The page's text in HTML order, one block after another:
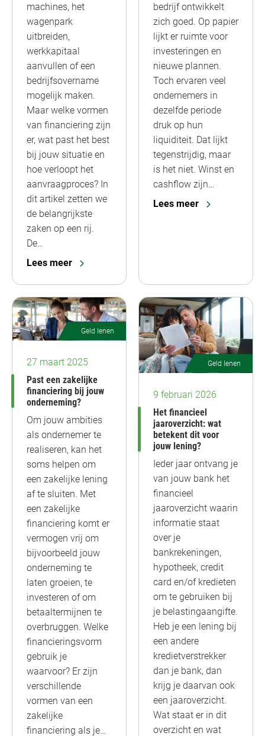
machines, het
wagenpark
uitbreiden,
werkkapitaal
aanvullen of een
bedrijfsovername
mogelijk maken.
Maar welke vormen
van financiering zijn
er, wat past het best
bij jouw situatie en
hoe verloopt het
aanvraagproces? In
dit artikel zetten we
de belangrijkste
zaken op een rij.
De…
Lees meer
bedrijf ontwikkelt
zich goed. Op papier
lijkt er ruimte voor
investeringen en
nieuwe plannen.
Toch ervaren veel
ondernemers in
dezelfde periode
druk op hun
liquiditeit. Dat lijkt
tegenstrijdig, maar
is het niet. Winst en
cashflow zijn…
Lees meer
Geld lenen
27 maart 2025
Past een zakelijke
financiering bij jouw
onderneming?
Om jouw ambities
als ondernemer te
realiseren, kan het
soms helpen om
een zakelijke lening
af te sluiten. Met
een zakelijke
financiering komt er
vermogen vrij om
bijvoorbeeld jouw
onderneming te
laten groeien, te
investeren of om
betaaltermijnen te
overbruggen. Welke
financieringsvorm
gebruik je
waarvoor? Er zijn
verschillende
vormen van een
zakelijke
financiering als je…
Geld lenen
9 februari 2026
Het financieel
jaaroverzicht: wat
betekent dit voor
jouw lening?
Ieder jaar ontvang je
van jouw bank het
financieel
jaaroverzicht waarin
informatie staat
over je
bankrekeningen,
hypotheek, credit
card en/of kredieten
om te gebruiken bij
je belastingaangifte.
Heb je een lening bij
een andere
kredietverstrekker
dan je bank, dan
krijg je daarvan ook
een jaaroverzicht.
Wat staat er in dit
overzicht en wat